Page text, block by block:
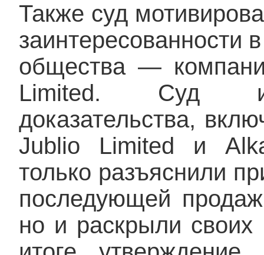
Также суд
заинтересованности
общества —
Limited. Суд
доказательства,
Jublio Limited и
только разъяснили
последующей
но и раскрыли